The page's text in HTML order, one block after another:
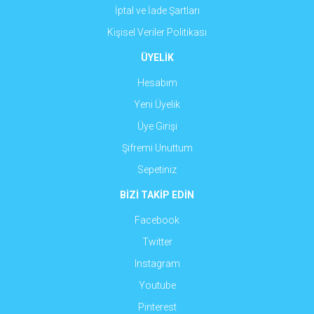
İptal ve İade Şartları
Kişisel Veriler Politikası
ÜYELİK
Hesabım
Yeni Üyelik
Üye Girişi
Şifremi Unuttum
Sepetiniz
BİZİ TAKİP EDİN
Facebook
Twitter
Instagram
Youtube
Pinterest